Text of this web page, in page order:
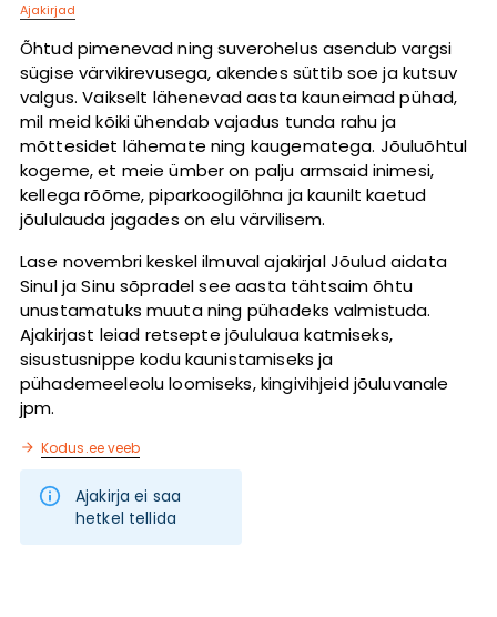
Ajakirjad
Õhtud pimenevad ning suverohelus asendub vargsi
sügise värvikirevusega, akendes süttib soe ja kutsuv
valgus. Vaikselt lähenevad aasta kauneimad pühad,
mil meid kõiki ühendab vajadus tunda rahu ja
mõttesidet lähemate ning kaugematega. Jõuluõhtul
kogeme, et meie ümber on palju armsaid inimesi,
kellega rõõme, piparkoogilõhna ja kaunilt kaetud
jõululauda jagades on elu värvilisem.
Lase novembri keskel ilmuval ajakirjal Jõulud aidata
Sinul ja Sinu sõpradel see aasta tähtsaim õhtu
unustamatuks muuta ning pühadeks valmistuda.
Ajakirjast leiad retsepte jõululaua katmiseks,
sisustusnippe kodu kaunistamiseks ja
pühademeeleolu loomiseks, kingivihjeid jõuluvanale
jpm.
Kodus.ee veeb
Ajakirja ei saa
hetkel tellida